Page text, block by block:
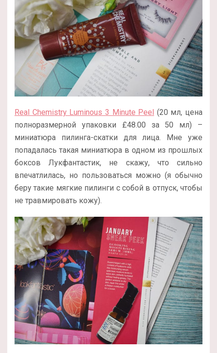
Real Chemistry Luminous 3 Minute Peel (20 мл, цена
полноразмерной упаковки £48.00 за 50 мл) –
миниатюра пилинга-скатки для лица. Мне уже
попадалась такая миниатюра в одном из прошлых
боксов Лукфантастик, не скажу, что сильно
впечатлилась, но пользоваться можно (я обычно
беру такие мягкие пилинги с собой в отпуск, чтобы
не травмировать кожу).